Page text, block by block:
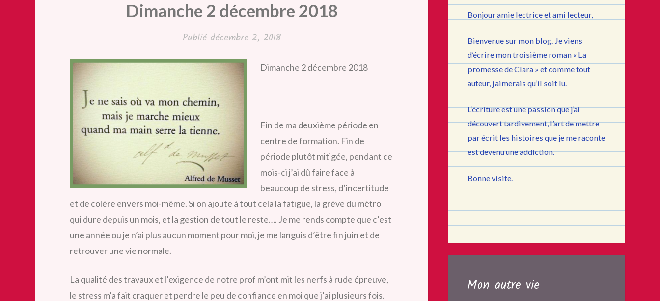
Dimanche 2 décembre 2018
Publié décembre 2, 2018
Dimanche 2 décembre 2018
Fin de ma deuxième période en
centre de formation. Fin de
période plutôt mitigée, pendant ce
mois-ci j’ai dû faire face à
beaucoup de stress, d’incertitude
et de colère envers moi-même. Si on ajoute à tout cela la fatigue, la grève du métro
qui dure depuis un mois, et la gestion de tout le reste…. Je me rends compte que c’est
une année ou je n’ai plus aucun moment pour moi, je me languis d’être fin juin et de
retrouver une vie normale.
La qualité des travaux et l’exigence de notre prof m’ont mit les nerfs à rude épreuve,
le stress m’a fait craquer et perdre le peu de confiance en moi que j’ai plusieurs fois.
Bonjour amie lectrice et ami lecteur,
Bienvenue sur mon blog. Je viens
d’écrire mon troisième roman « La
promesse de Clara » et comme tout
auteur, j’aimerais qu’il soit lu.
L’écriture est une passion que j’ai
découvert tardivement, l’art de mettre
par écrit les histoires que je me raconte
est devenu une addiction.
Bonne visite.
Mon autre vie